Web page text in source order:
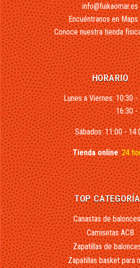
info@fuikaomar.es
Encuéntranos en Maps
Conoce nuestra tienda
HORARIO
Lunes a Viernes: 10:30 -
16:30 -
Sábados: 11:00 -
Tienda online:24
TOP
Canastas de
Camisetas ACB
Zapatillas de
Zapatillas basket para